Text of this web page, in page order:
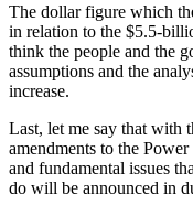
The dollar figure which
in relation to the $5.5-
think the people and the
assumptions and the
increase.
Last, let me say that with
amendments to the
and fundamental issues
do will be announced in